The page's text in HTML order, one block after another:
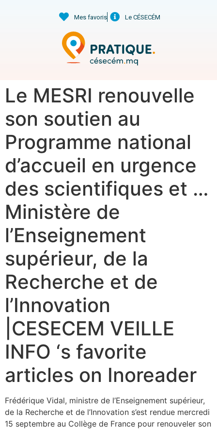
Mes favoris Le CÉSECÉM
Le MESRI renouvelle
son soutien au
Programme national
d’accueil en urgence
des scientifiques et …
Ministère de
l’Enseignement
supérieur, de la
Recherche et de
l’Innovation
|CESECEM VEILLE
INFO ‘s favorite
articles on Inoreader
Frédérique Vidal, ministre de l’Enseignement supérieur,
de la Recherche et de l’Innovation s’est rendue mercredi
15 septembre au Collège de France pour renouveler son